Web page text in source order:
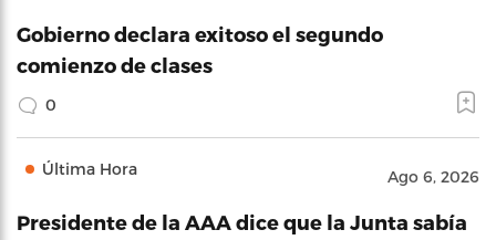
Gobierno declara exitoso el segundo
comienzo de clases
0
Última Hora Ago 6, 2026
Presidente de la AAA dice que la Junta sabía